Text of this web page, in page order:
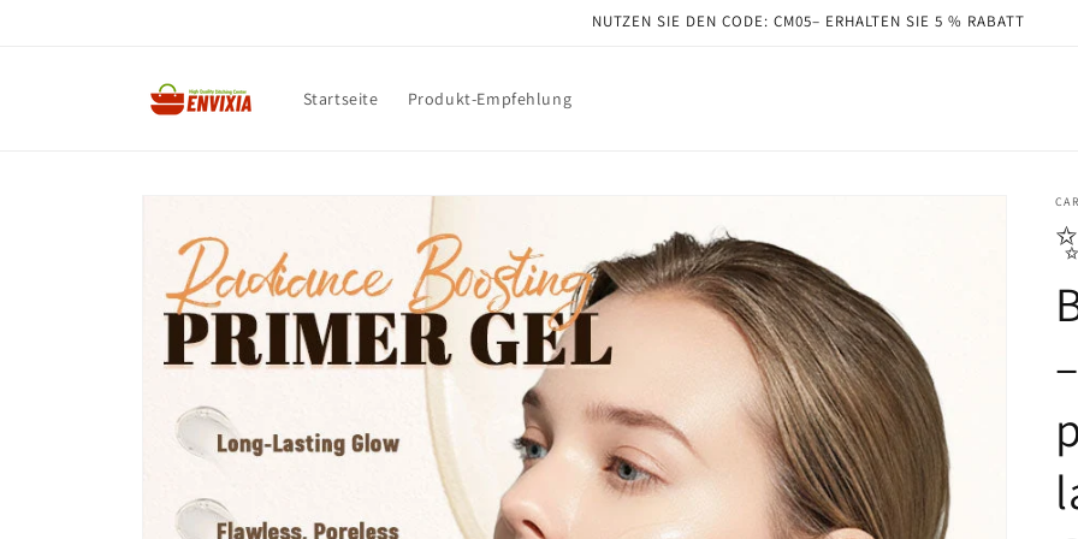
NUTZEN SIE DEN CODE: CM05– ERHALTEN SIE 5 % RABATT
Startseite Produkt-Empfehlung
springen